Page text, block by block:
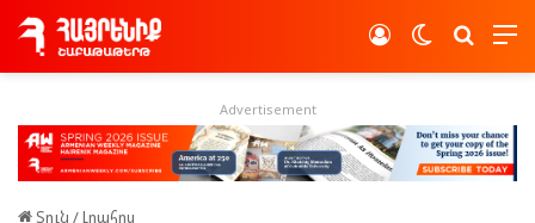
Switch skin
Log In
Advertisement
Տուն /Լրահոս